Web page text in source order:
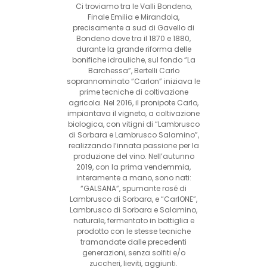
Ci troviamo tra le Valli Bondeno,
Finale Emilia e Mirandola,
precisamente a sud di Gavello di
Bondeno dove tra il 1870 e 1880,
durante la grande riforma delle
bonifiche idrauliche, sul fondo “La
Barchessa”, Bertelli Carlo
soprannominato “Carlon” iniziava le
prime tecniche di coltivazione
agricola. Nel 2016, il pronipote Carlo,
impiantava il vigneto, a coltivazione
biologica, con vitigni di “Lambrusco
di Sorbara e Lambrusco Salamino”,
realizzando l’innata passione per la
produzione del vino. Nell’autunno
2019, con la prima vendemmia,
interamente a mano, sono nati:
“GALSANA”, spumante rosé di
Lambrusco di Sorbara, e “CarlONE”,
Lambrusco di Sorbara e Salamino,
naturale, fermentato in bottiglia e
prodotto con le stesse tecniche
tramandate dalle precedenti
generazioni, senza solfiti e/o
zuccheri, lieviti, aggiunti.